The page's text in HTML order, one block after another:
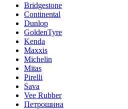
Bridgestone
Continental
Dunlop
GoldenTyre
Kenda
Maxxis
Michelin
Mitas
Pirelli
Sava
Vee Rubber
Петрошина